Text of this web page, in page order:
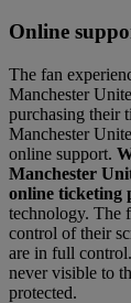
Online
The fan
Manchester
purchasing their
Manchester
online support.
Manchester
online ticketing
technology. The
control of their
are in full
never visible to
protected.